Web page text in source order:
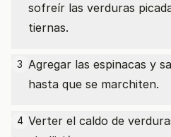
sofreír las verduras
tiernas.
3 Agregar las espinacas y
hasta que se marchiten.
4 Verter el caldo de